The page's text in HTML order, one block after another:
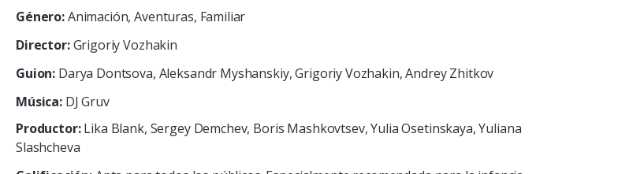
Género:Animación, Aventuras, Familiar
Director:Grigoriy Vozhakin
Guion: Darya Dontsova, Aleksandr Myshanskiy, Grigoriy Vozhakin, Andrey Zhitkov
Música:DJ Gruv
Productor:Lika Blank, Sergey Demchev, Boris Mashkovtsev, Yulia Osetinskaya, Yuliana
Slashcheva